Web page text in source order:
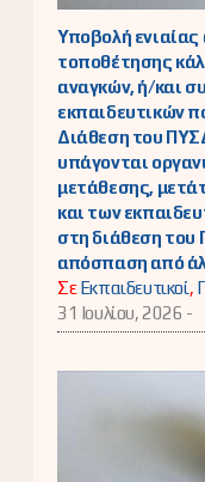
Υποβολή
τοποθέτησης
αναγκών, ή/και
εκπαιδευτικών
Διάθεση του
υπάγονται
μετάθεσης,
και των
στη διάθεση
απόσπαση από
ΣεΕκπαιδευτικοί,
31 Ιουλίου, 2026 -